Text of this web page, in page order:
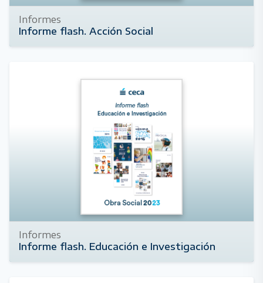
Informes
Informe flash. Acción Social
Informes
Informe flash. Educación e Investigación